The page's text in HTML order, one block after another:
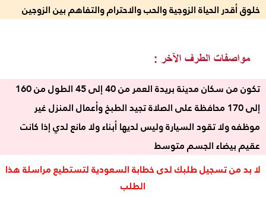
خلوق أقدر الحياة الزوجية والحب والاحترام والتفاهم بين الزوجين
تكون من سكان مدينة بريدة العمر من 40 إلى 45 الطول من 160
إلى 170 محافظة على الصلاة تجيد الطبخ وأعمال المنزل غير
موظفه ولا تقود السيارة وليس لديها أبناء ولا مانع لدي إذا كانت
عقيم بيضاء الجسم متوسط
لا بد من تسجيل طلبك لدى خطابة السعودية لتستطيع مراسلة هذا
الطلب